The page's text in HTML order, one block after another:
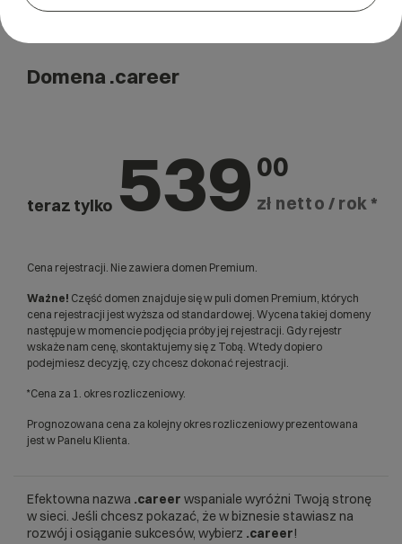
Domena .career
teraz tylko 539 00
zł netto / rok *
Cena rejestracji. Nie zawiera domen Premium.
Ważne! Część domen znajduje się w puli domen Premium, których
cena rejestracji jest wyższa od standardowej. Wycena takiej domeny
następuje w momencie podjęcia próby jej rejestracji. Gdy rejestr
wskaże nam cenę, skontaktujemy się z Tobą. Wtedy dopiero
podejmiesz decyzję, czy chcesz dokonać rejestracji.
*Cena za 1. okres rozliczeniowy.
Prognozowana cena za kolejny okres rozliczeniowy prezentowana
jest w Panelu Klienta.
Efektowna nazwa .career wspaniale wyróżni Twoją stronę
w sieci. Jeśli chcesz pokazać, że w biznesie stawiasz na
rozwój i osiąganie sukcesów, wybierz .career!